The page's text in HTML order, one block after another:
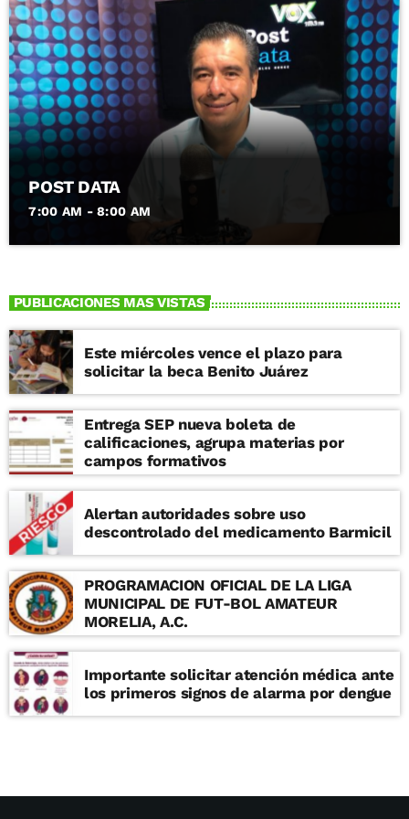
POST DATA
7:00 AM - 8:00 AM
PUBLICACIONES MAS VISTAS
Este miércoles vence el plazo para
solicitar la beca Benito Juárez
Entrega SEP nueva boleta de
calificaciones, agrupa materias por
campos formativos
Alertan autoridades sobre uso
descontrolado del medicamento Barmicil
PROGRAMACION OFICIAL DE LA LIGA
MUNICIPAL DE FUT-BOL AMATEUR
MORELIA, A.C.
Importante solicitar atención médica ante
los primeros signos de alarma por dengue